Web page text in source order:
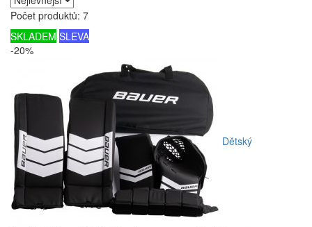
Počet produktů: 7
SKLADEM SLEVA
-20%
Dětský